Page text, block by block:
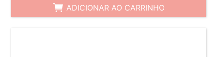
ADICIONAR AO CARRINHO